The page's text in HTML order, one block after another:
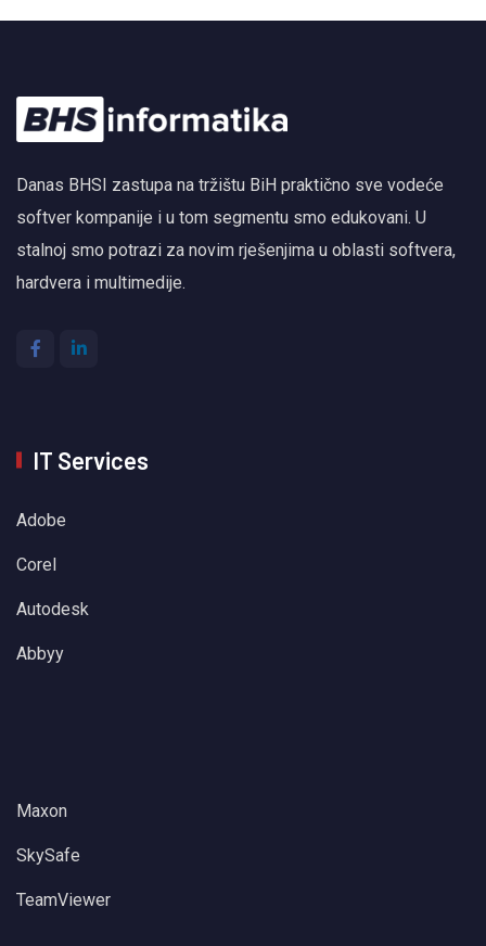
Danas BHSI zastupa na tržištu BiH praktično sve vodeće
softver kompanije i u tom segmentu smo edukovani. U
stalnoj smo potrazi za novim rješenjima u oblasti softvera,
hardvera i multimedije.
IT Services
Adobe
Corel
Autodesk
Abbyy
Maxon
SkySafe
TeamViewer